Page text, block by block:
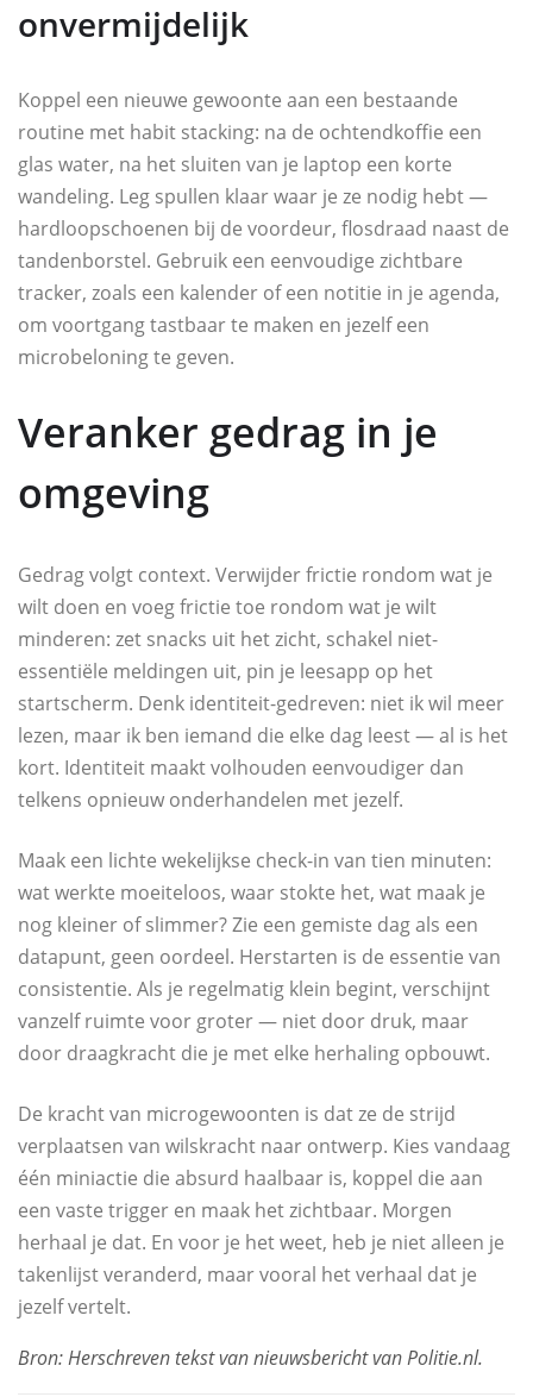
onvermijdelijk
Koppel een nieuwe gewoonte aan een bestaande
routine met habit stacking: na de ochtendkoffie een
glas water, na het sluiten van je laptop een korte
wandeling. Leg spullen klaar waar je ze nodig hebt —
hardloopschoenen bij de voordeur, flosdraad naast de
tandenborstel. Gebruik een eenvoudige zichtbare
tracker, zoals een kalender of een notitie in je agenda,
om voortgang tastbaar te maken en jezelf een
microbeloning te geven.
Veranker gedrag in je
omgeving
Gedrag volgt context. Verwijder frictie rondom wat je
wilt doen en voeg frictie toe rondom wat je wilt
minderen: zet snacks uit het zicht, schakel niet-
essentiële meldingen uit, pin je leesapp op het
startscherm. Denk identiteit-gedreven: niet ik wil meer
lezen, maar ik ben iemand die elke dag leest — al is het
kort. Identiteit maakt volhouden eenvoudiger dan
telkens opnieuw onderhandelen met jezelf.
Maak een lichte wekelijkse check-in van tien minuten:
wat werkte moeiteloos, waar stokte het, wat maak je
nog kleiner of slimmer? Zie een gemiste dag als een
datapunt, geen oordeel. Herstarten is de essentie van
consistentie. Als je regelmatig klein begint, verschijnt
vanzelf ruimte voor groter — niet door druk, maar
door draagkracht die je met elke herhaling opbouwt.
De kracht van microgewoonten is dat ze de strijd
verplaatsen van wilskracht naar ontwerp. Kies vandaag
één miniactie die absurd haalbaar is, koppel die aan
een vaste trigger en maak het zichtbaar. Morgen
herhaal je dat. En voor je het weet, heb je niet alleen je
takenlijst veranderd, maar vooral het verhaal dat je
jezelf vertelt.